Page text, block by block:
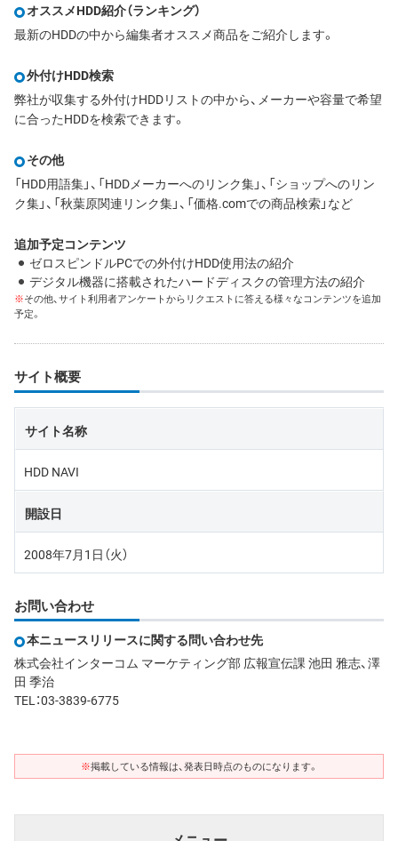
オススメHDD紹介（ランキング）
最新のHDDの中から編集者オススメ商品をご紹介します。
外付けHDD検索
弊社が収集する外付けHDDリストの中から、メーカーや容量で希望
に合ったHDDを検索できます。
その他
「HDD用語集」、「HDDメーカーへのリンク集」、「ショップへのリン
ク集」、「秋葉原関連リンク集」、「価格.comでの商品検索」など
追加予定コンテンツ
ゼロスピンドルPCでの外付けHDD使用法の紹介
デジタル機器に搭載されたハードディスクの管理方法の紹介
※その他、サイト利用者アンケートからリクエストに答える様々なコンテンツを追加
予定。
サイト概要
サイト名称
HDD NAVI
開設日
2008年7月1日（火）
お問い合わせ
本ニュースリリースに関する問い合わせ先
株式会社インターコム マーケティング部 広報宣伝課 池田 雅志、澤
田 季治
TEL：03-3839-6775
※掲載している情報は、発表日時点のものになります。